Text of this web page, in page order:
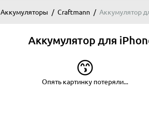
Аккумуляторы Craftmann Аккумулятор
Аккумулятор для
😙
Опять картинку потеряли...